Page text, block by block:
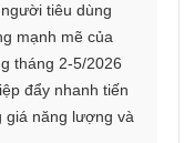
tiêu dùng
mạnh mẽ của
tháng 2-5/2026
đẩy nhanh tiến
giá năng lượng và